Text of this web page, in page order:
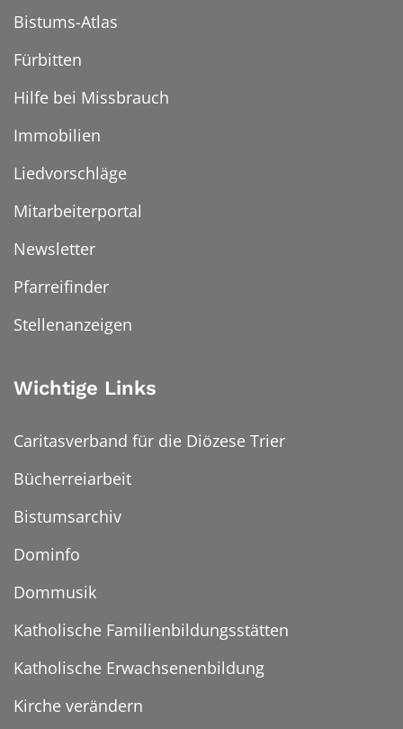
Bistums-Atlas
Fürbitten
Hilfe bei Missbrauch
Immobilien
Liedvorschläge
Mitarbeiterportal
Newsletter
Pfarreifinder
Stellenanzeigen
Wichtige Links
Caritasverband für die Diözese Trier
Bücherreiarbeit
Bistumsarchiv
Dominfo
Dommusik
Katholische Familienbildungsstätten
Katholische Erwachsenenbildung
Kirche verändern